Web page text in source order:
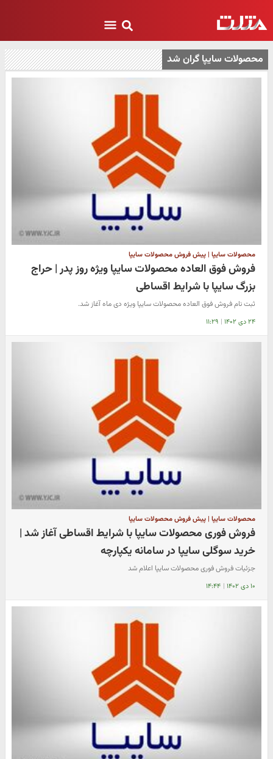
محصولات سایپا گران شد
محصولات سایپا | پیش فروش محصولات سایپا
فروش فوق العاده محصولات سایپا ویژه روز پدر | حراج
بزرگ سایپا با شرایط اقساطی
ثبت نام فروش فوق العاده محصولات سایپا ویژه دی ماه آغاز شد.
۲۴ دی ۱۴۰۲ | ۱۱:۲۹
محصولات سایپا | پیش فروش محصولات سایپا
فروش فوری محصولات سایپا با شرایط اقساطی آغاز شد |
خرید سوگلی سایپا در سامانه یکپارچه
جزئیات فروش فوری محصولات سایپا اعلام شد
۱۰ دی ۱۴۰۲ | ۱۴:۴۴